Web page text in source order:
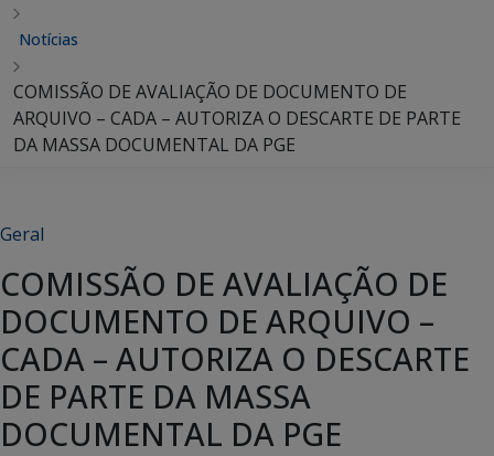
Notícias
COMISSÃO DE AVALIAÇÃO DE DOCUMENTO DE
ARQUIVO – CADA – AUTORIZA O DESCARTE DE PARTE
DA MASSA DOCUMENTAL DA PGE
Geral
COMISSÃO DE AVALIAÇÃO DE
DOCUMENTO DE ARQUIVO –
CADA – AUTORIZA O DESCARTE
DE PARTE DA MASSA
DOCUMENTAL DA PGE